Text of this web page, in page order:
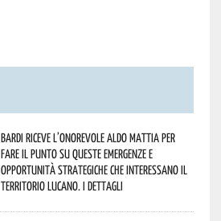
Bardi riceve l’onorevole Aldo Mattia per
fare il punto su queste emergenze e
opportunità strategiche che interessano il
territorio lucano. I dettagli